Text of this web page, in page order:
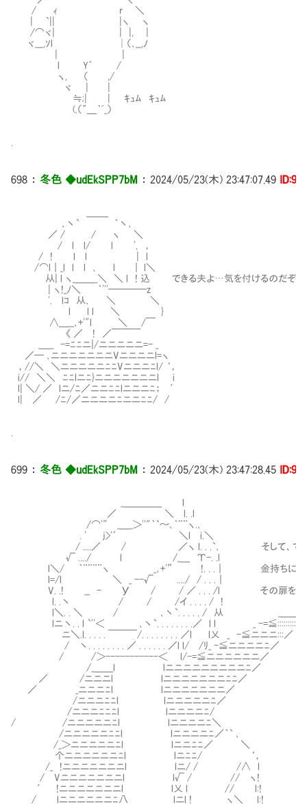
/ ｨ r ＼
| `|| |ヽ ヽ
/⌒ヾ| | |, |
ヾ___,ｿl │（､__,ﾉ
l Y´ /
ヽ, （ ,/
ヾ | |
≒;| | ｷｭﾑ ｷｭﾑ
(.（"＿｀ﾞ_）
698 ： 冬色 ◆udEkSPP7bM ： 2024/05/23(木) 23:47:07.49
､丶` ｀丶､
／ / / ヽ ＼
/ l l/ l ', ，
/ ! l l | l
/⌒l｜_l l l ､ l ｜ l＼
从| l ヽ_＿＿_＼ ＼ l ! 込 できる夫よ…気を付けるのだぞ！
| ヽ!_ﾉ＼ ｀'''────z
'. lｺ 从､ ＼ ＼
l l l ＼ }
∧＿__､+'"l ＼ /￣
《 ／ ! ／￣￣￣
_＿_ -=ﾆﾆニ|/ニニニニニ=- _
／─ ､ニニニニニニニVニニニニl=ヽ
，//＼ ＼ニニニニニﾆﾆVニニニﾆl/ ‘，
i// ＼＼ ﾆﾆlニﾆ}ニニニニニニニl i
l| ＼/ ／ lニ/ﾆ／ニニﾆﾆlニニニﾆ； ′
l| ／ /ﾆ/／ニニニニﾆニニﾆﾆ/ /
699 ： 冬色 ◆udEkSPP7bM ： 2024/05/23(木) 23:47:28.45
_＿＿＿＿ l
／ ＼ l. .l
/⌒'" _＿_＞''"｀`～､｀¨¨ヽ.､
. ' j>'´ ＼l i.＼
/ ....／ / ／ヽ l. . .`､ そして、できる
√ ..../ l /_＿ Υ-. .l
l＼/ ｀¨¨¨¨ヽ _､+'” !. . .｜ 金持ちになるにはいく
l=/l ＼ _ --√ ..../ / . . .｜
V. .! __ - У / / ／ . . . /l その扉を潜らねば
l. .丶 / / /イ . . . . / !
l＼. . ＼ / ､丶`. . . . . / 从 _＿＿__
lニ丶. . l `''＜ ､丶`. . . . . . . .／ l l _ -=≦::::::::::／
Ⅵニ＼.l. . . . . ￣￣￣/. . . . . . . . ／l l乂 _ -≦ニニニ:::／
Ⅵ/ 丶. . . . . . . . ／ . . . . . . ／l l/ /ﾘ_ -≦ニニニニﾆ／
/ /＞-----------＜ l/-=≦ニニニニニニ／
/_＿＿l lニニニニニニニニニﾆ／
／ /ニニニl lニニニニニニニﾆﾆ／
／ _ニニニﾆl lニニニニニニニ／
/ニニニﾆﾆl lニニニニニﾆ／
/ニニニﾆﾆﾆl lニニニニﾆ/
/ /ニニニニニﾆl lニニニニﾆ＼
/ニニニニニﾆﾆl lニニニニﾆ／｀` ､
/_＞ニニニニニﾆl lニニﾆﾆ／ ＼
个ニニニニニニﾆl lニﾆﾆ/ ‘，
/_ !ニニニニニニニl lニ/ / /∧ l
/ Vニニニニニニニl l√ / // ヽ!
′ !ニニニニニニニl l乂 l // l:!
/ lニニニニニニﾆ八 lニl ! ヽ＼ l:!